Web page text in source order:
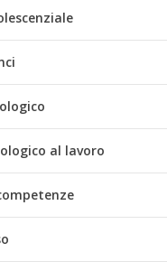
al lavoro